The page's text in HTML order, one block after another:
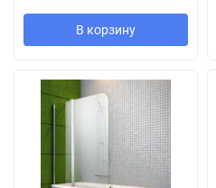
В корзину